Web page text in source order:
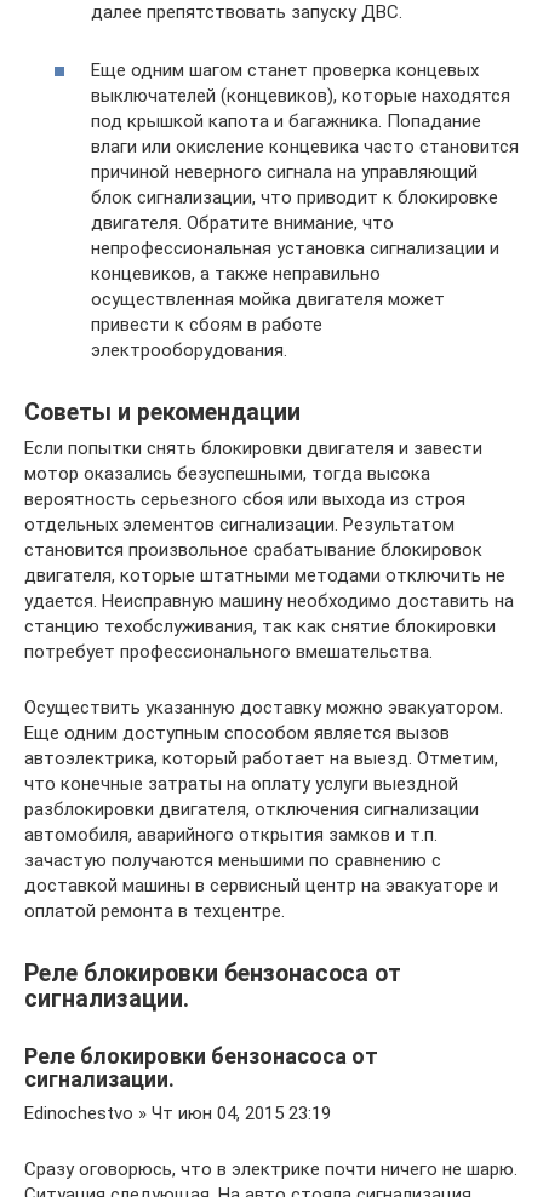
далее препятствовать запуску ДВС.
Еще одним шагом станет проверка концевых
выключателей (концевиков), которые находятся
под крышкой капота и багажника. Попадание
влаги или окисление концевика часто становится
причиной неверного сигнала на управляющий
блок сигнализации, что приводит к блокировке
двигателя. Обратите внимание, что
непрофессиональная установка сигнализации и
концевиков, а также неправильно
осуществленная мойка двигателя может
привести к сбоям в работе
электрооборудования.
Советы и рекомендации
Если попытки снять блокировки двигателя и завести
мотор оказались безуспешными, тогда высока
вероятность серьезного сбоя или выхода из строя
отдельных элементов сигнализации. Результатом
становится произвольное срабатывание блокировок
двигателя, которые штатными методами отключить не
удается. Неисправную машину необходимо доставить на
станцию техобслуживания, так как снятие блокировки
потребует профессионального вмешательства.
Осуществить указанную доставку можно эвакуатором.
Еще одним доступным способом является вызов
автоэлектрика, который работает на выезд. Отметим,
что конечные затраты на оплату услуги выездной
разблокировки двигателя, отключения сигнализации
автомобиля, аварийного открытия замков и т.п.
зачастую получаются меньшими по сравнению с
доставкой машины в сервисный центр на эвакуаторе и
оплатой ремонта в техцентре.
Реле блокировки бензонасоса от
сигнализации.
Реле блокировки бензонасоса от
сигнализации.
Edinochestvo » Чт июн 04, 2015 23:19
Сразу оговорюсь, что в электрике почти ничего не шарю.